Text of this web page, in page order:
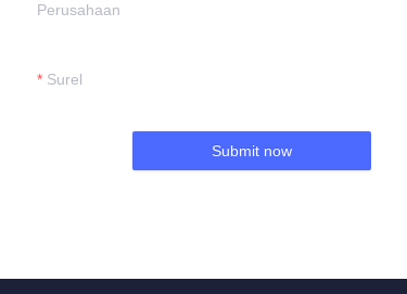
Perusahaan
Surel
Submit now